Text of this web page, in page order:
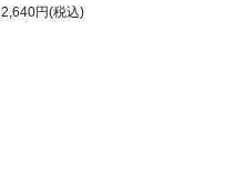
2,640円(税込)